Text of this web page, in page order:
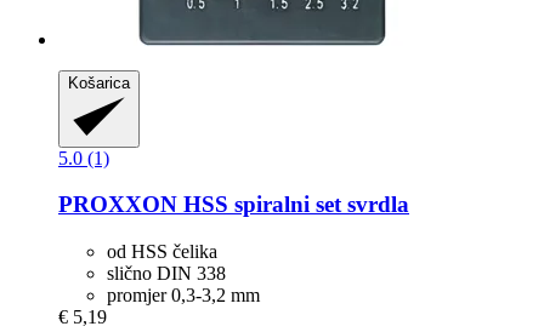
Košarica
5.0 (1)
PROXXON HSS spiralni set svrdla
od HSS čelika
slično DIN 338
promjer 0,3-3,2 mm
€ 5,19